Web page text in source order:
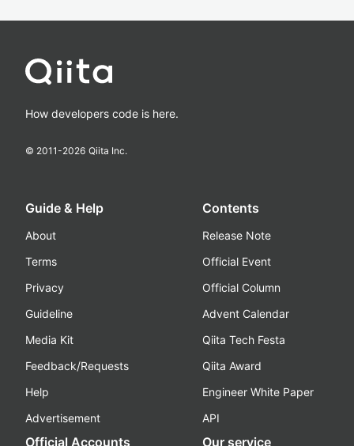
How developers code is here.
© 2011-2026 Qiita Inc.
Guide & Help
About
Terms
Privacy
Guideline
Media Kit
Feedback/Requests
Help
Advertisement
Contents
Release Note
Official Event
Official Column
Advent Calendar
Qiita Tech Festa
Qiita Award
Engineer White Paper
API
Official Accounts Our service